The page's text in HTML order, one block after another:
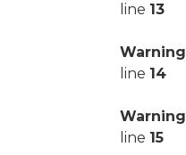
line 13
Warning
line 14
Warning
line 15